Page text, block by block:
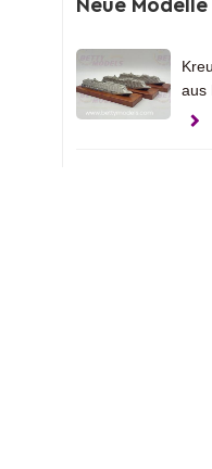
Neue Modelle
aus